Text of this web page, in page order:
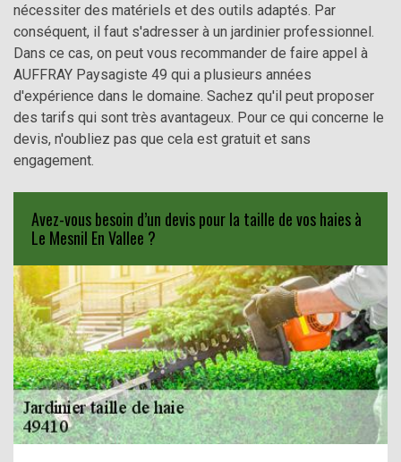
nécessiter des matériels et des outils adaptés. Par
conséquent, il faut s'adresser à un jardinier professionnel.
Dans ce cas, on peut vous recommander de faire appel à
AUFFRAY Paysagiste 49 qui a plusieurs années
d'expérience dans le domaine. Sachez qu'il peut proposer
des tarifs qui sont très avantageux. Pour ce qui concerne le
devis, n'oubliez pas que cela est gratuit et sans
engagement.
Avez-vous besoin d’un devis pour la taille de vos haies à
Le Mesnil En Vallee ?